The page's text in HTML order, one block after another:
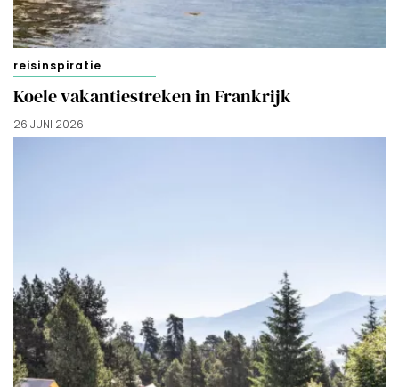
reisinspiratie
Koele vakantiestreken in Frankrijk
26 JUNI 2026